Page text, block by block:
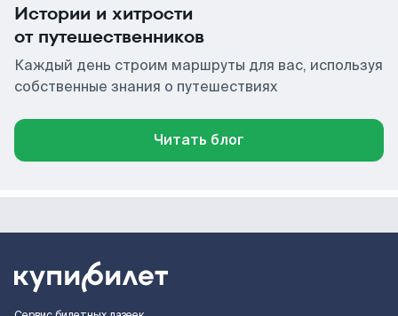
Истории и хитрости
от путешественников
Каждый день строим маршруты для вас, используя
собственные знания о путешествиях
Читать блог